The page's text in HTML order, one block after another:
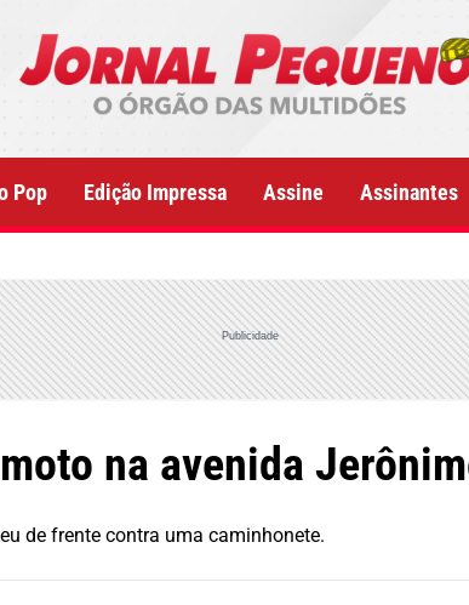
Pop Edição Impressa Assine Assinantes
Publicidade
na avenida
de frente contra uma caminhonete.